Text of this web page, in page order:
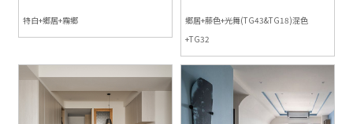
特白+鄉居+霧鄉
鄉居+藤色+光舞(TG43&TG18)混色
+TG32